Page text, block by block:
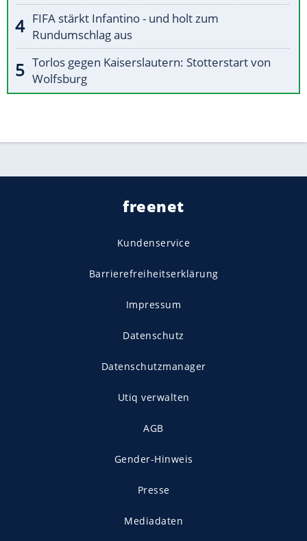
FIFA stärkt Infantino - und holt zum
Rundumschlag aus
Torlos gegen Kaiserslautern: Stotterstart von
Wolfsburg
freenet
Kundenservice
Barrierefreiheitserklärung
Impressum
Datenschutz
Datenschutzmanager
Utiq verwalten
AGB
Gender-Hinweis
Presse
Mediadaten